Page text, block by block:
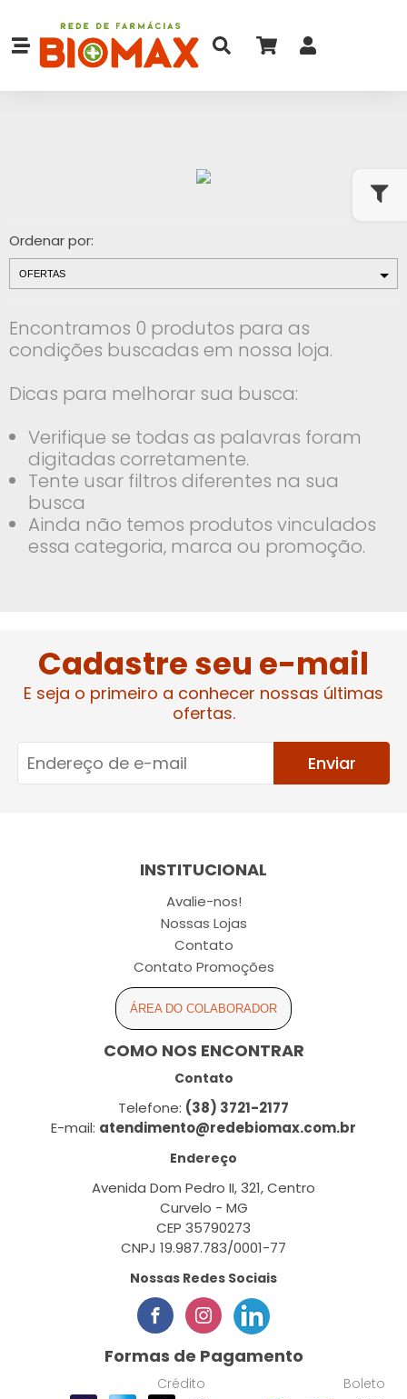
Ordenar por:
Encontramos 0 produtos para as
condições buscadas em nossa loja.
Dicas para melhorar sua busca:
Verifique se todas as palavras foram
digitadas corretamente.
Tente usar filtros diferentes na sua
busca
Ainda não temos produtos vinculados
essa categoria, marca ou promoção.
Cadastre seu e-mail
E seja o primeiro a conhecer nossas últimas
ofertas.
Enviar
INSTITUCIONAL
Avalie-nos!
Nossas Lojas
Contato
Contato Promoções
ÁREA DO COLABORADOR
COMO NOS ENCONTRAR
Contato
Telefone: (38) 3721-2177
E-mail: atendimento@redebiomax.com.br
Endereço
Avenida Dom Pedro II, 321, Centro
Curvelo - MG
CEP 35790273
CNPJ 19.987.783/0001-77
Nossas Redes Sociais
Formas de Pagamento
Crédito Boleto